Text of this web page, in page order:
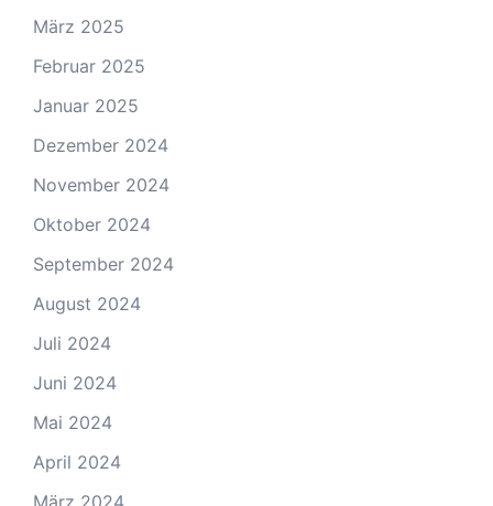
März 2025
Februar 2025
Januar 2025
Dezember 2024
November 2024
Oktober 2024
September 2024
August 2024
Juli 2024
Juni 2024
Mai 2024
April 2024